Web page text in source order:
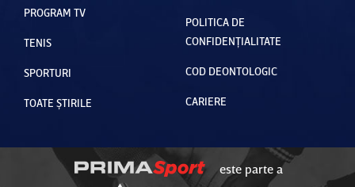
PROGRAM TV
TENIS
SPORTURI
TOATE ȘTIRILE
POLITICA DE
CONFIDENȚIALITATE
COD DEONTOLOGIC
CARIERE
este parte a